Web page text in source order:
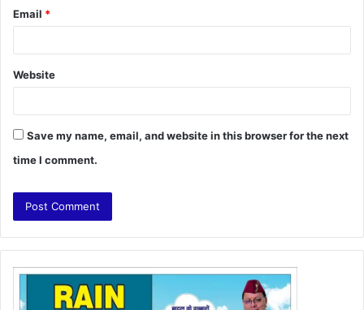
Email *
Website
Save my name, email, and website in this browser for the next
time I comment.